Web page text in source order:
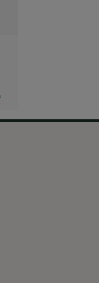
reviews